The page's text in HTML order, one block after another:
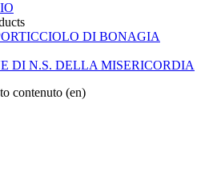
DI BONAGIA
DI N.S. DELLA MISERICORDIA
contenuto (en)